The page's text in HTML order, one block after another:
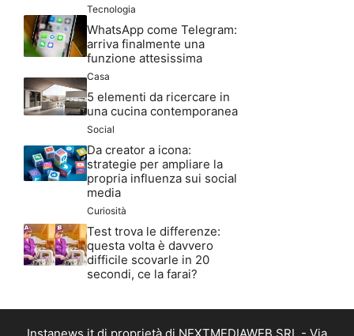
Tecnologia
WhatsApp come Telegram:
arriva finalmente una
funzione attesissima
Casa
5 elementi da ricercare in
una cucina contemporanea
Social
Da creator a icona:
strategie per ampliare la
propria influenza sui social
media
Curiosità
Test trova le differenze:
questa volta è davvero
difficile scovarle in 20
secondi, ce la farai?